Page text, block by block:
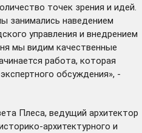
точек зрения и идей.
занимались наведением
управления и внедрением
мы видим качественные
работа, которая
обсуждения», -
Плеса, ведущий архитектор
архитектурного и